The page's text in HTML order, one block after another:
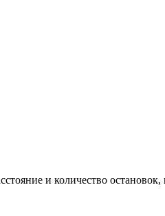
и количество